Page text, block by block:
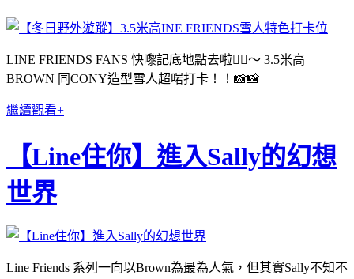
LINE FRIENDS FANS 快嚟記底地點去啦✍🏻～ 3.5米高
BROWN 同CONY造型雪人超啱打卡！！📸📸
繼續觀看+
【Line住你】進入Sally的幻想
世界
Line Friends 系列一向以Brown為最為人氣，但其實Sally不知不